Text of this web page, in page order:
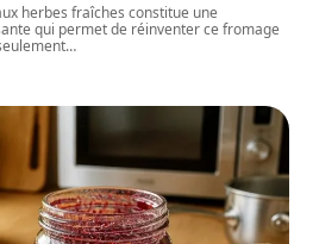
herbes fraîches constitue une
qui permet de réinventer ce fromage
…